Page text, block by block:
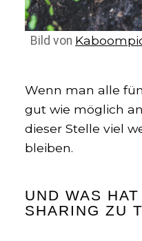
Bild von
Wenn man alle
gut wie möglich
dieser Stelle viel
bleiben.
UND WAS
SHARING ZU